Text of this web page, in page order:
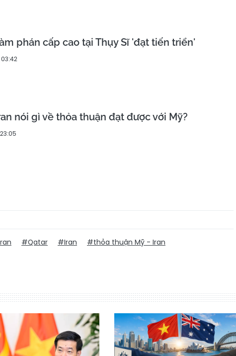
phán cấp cao tại Thụy Sĩ 'đạt tiến triển'
nói gì về thỏa thuận đạt được với Mỹ?
#Qatar #Iran
#thỏa thuận Mỹ - Iran